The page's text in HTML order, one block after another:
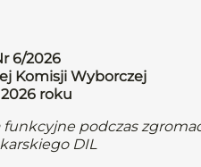
6/2026
Komisji Wyborczej
roku
podczas
DIL